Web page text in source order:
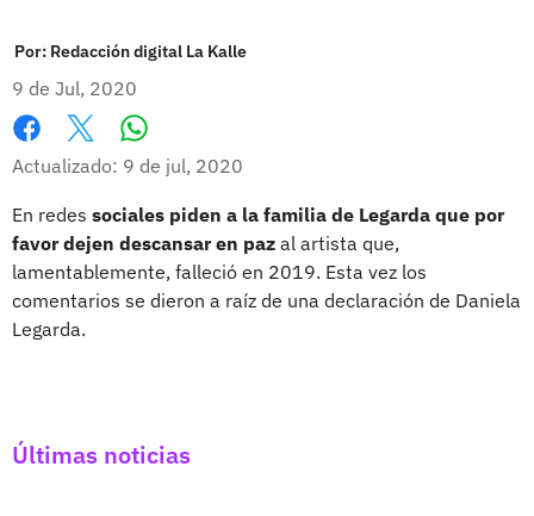
Por: Redacción digital La Kalle
9 de Jul, 2020
Facebook
X
Actualizado: 9 de jul, 2020
En redes sociales piden a la familia de Legarda que por
favor dejen descansar en paz al artista que,
lamentablemente, falleció en 2019. Esta vez los
comentarios se dieron a raíz de una declaración de Daniela
Legarda.
Últimas noticias